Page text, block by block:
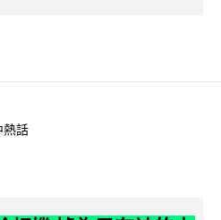
熱話